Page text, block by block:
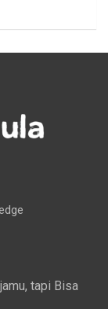
tapi Bisa